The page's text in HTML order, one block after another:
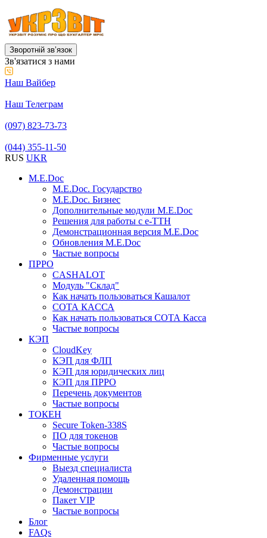
Зворотній звʼязок
Зв'язатися з нами
Наш Вайбер
Наш Телеграм
(097) 823-73-73
(044) 355-11-50
RUS UKR
M.E.Doc
M.E.Doc. Государство
M.E.Doc. Бизнес
Дополнительные модули M.E.Doc
Решения для работы с е-ТТН
Демонстрационная версия M.E.Doc
Обновления M.E.Doc
Частые вопросы
ПРРО
CASHALOT
Модуль "Склад"
Как начать пользоваться Кашалот
СОТА КАCСА
Как начать пользоваться СОТА Касса
Частые вопросы
КЭП
CloudKey
КЭП для ФЛП
КЭП для юридических лиц
КЭП для ПРРО
Перечень документов
Частые вопросы
ТОКЕН
Secure Token-338S
ПО для токенов
Частые вопросы
Фирменные услуги
Выезд специалиста
Удаленная помощь
Демонстрации
Пакет VIP
Частые вопросы
Блог
FAQs